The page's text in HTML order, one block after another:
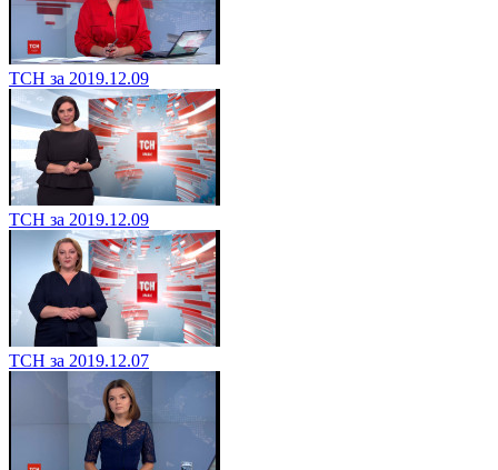
ТСН за 2019.12.09
ТСН за 2019.12.09
ТСН за 2019.12.07